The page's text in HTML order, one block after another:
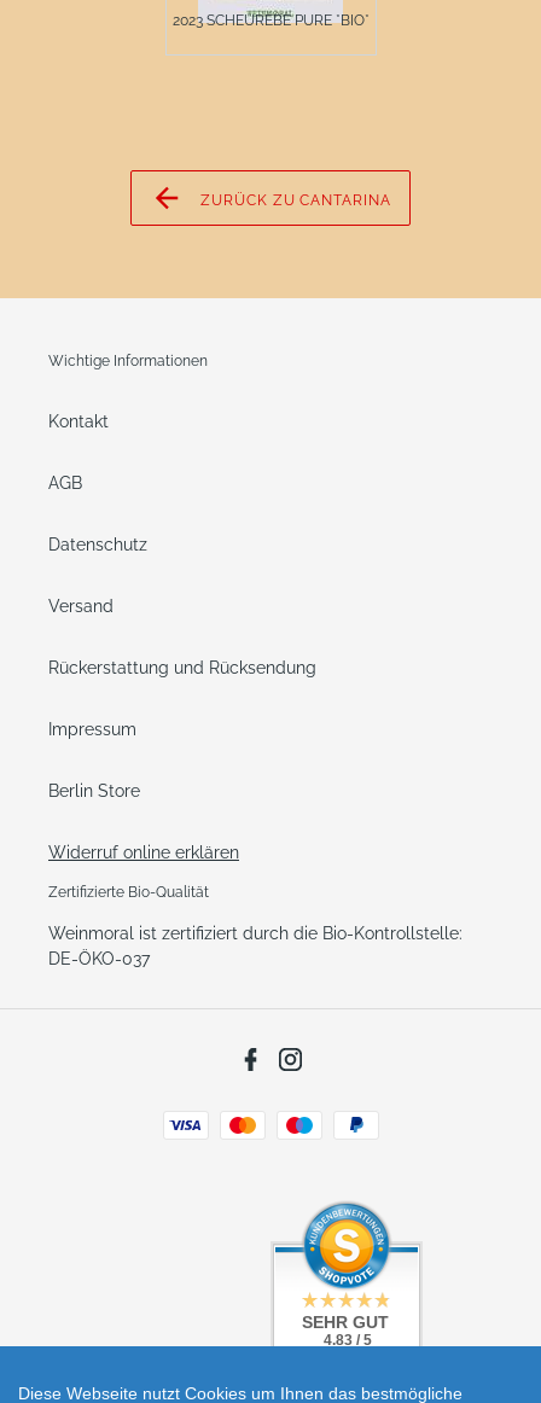
2023 SCHEUREBE PURE *BIO*
ZURÜCK ZU CANTARINA
Wichtige Informationen
Kontakt
AGB
Datenschutz
Versand
Rückerstattung und Rücksendung
Impressum
Berlin Store
Widerruf online erklären
Zertifizierte Bio-Qualität
Weinmoral ist zertifiziert durch die Bio-Kontrollstelle:
DE-ÖKO-037
Facebook
Zahlungsarten
SEHR GUT
4.83 / 5
bei: shopvote.de
SEHR GUT
4.83 / 5
bei: shopvote.de
Diese Webseite nutzt Cookies um Ihnen das bestmögliche